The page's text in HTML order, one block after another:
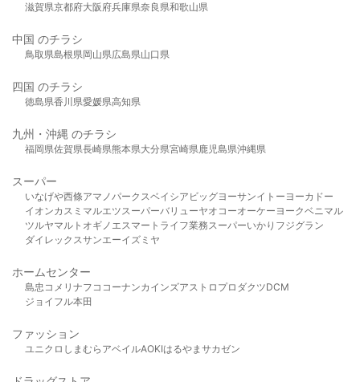
滋賀県京都府大阪府兵庫県奈良県和歌山県
中国 のチラシ
鳥取県島根県岡山県広島県山口県
四国 のチラシ
徳島県香川県愛媛県高知県
九州・沖縄 のチラシ
福岡県佐賀県長崎県熊本県大分県宮崎県鹿児島県沖縄県
スーパー
いなげや西條アマノパークスベイシア ビッグヨーサンイトーヨーカドー
イオンカスミ マルエツスーパーバリューヤオコーオーケー ヨークベニマル
ツルヤマルト オギノ エスマート ライフ業務スーパーいかり フジグラン
ダイレックスサンエーイズミヤ
ホームセンター
島忠 コメリ ナフコ コーナンカインズアストロプロダクツDCM
ジョイフル本田
ファッション
ユニクロ しまむら アベイルAOKIはるやま サカゼン